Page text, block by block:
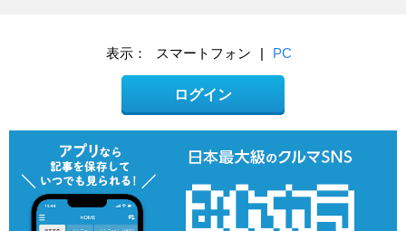
表示： スマートフォン | PC
ログイン